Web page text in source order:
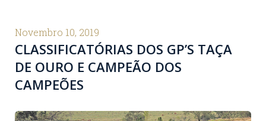
u
b
e
Novembro 10, 2019
CLASSIFICATÓRIAS DOS GP’S TAÇA
DE OURO E CAMPEÃO DOS
CAMPEÕES